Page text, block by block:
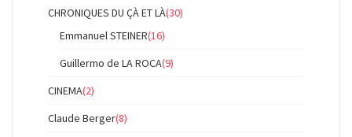
CHRONIQUES DU ÇÀ ET LÀ(30)
Emmanuel STEINER(16)
Guillermo de LA ROCA(9)
CINEMA(2)
Claude Berger(8)